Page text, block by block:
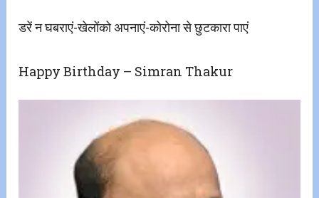
डरें न घबराएं-खेलोंको अपनाएं-कोरोना से छुटकारा पाएं
Happy Birthday – Simran Thakur